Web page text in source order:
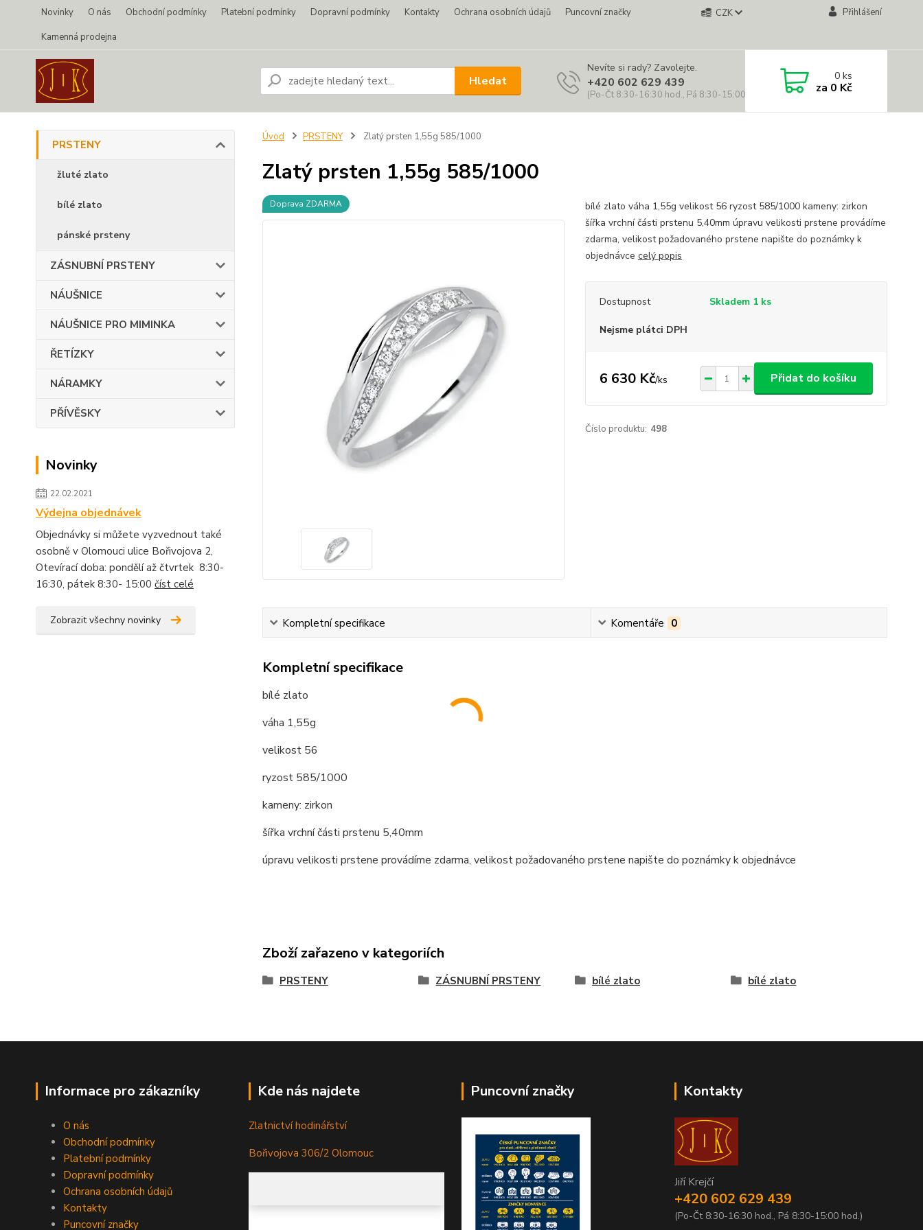
Novinky O nás Obchodní podmínky Platební podmínky Dopravní podmínky Kontakty Ochrana osobních údajů
Puncovní značky
Kamenná prodejna
CZK Přihlášení
Hledat
Nevíte si rady? Zavolejte.
+420 602 629 439
(Po-Čt 8:30-16:30 hod., Pá 8:30-15:00 hod.)
0ks
za 0 Kč
PRSTENY
žluté zlato
bílé zlato
pánské prsteny
ZÁSNUBNÍ PRSTENY
NÁUŠNICE
NÁUŠNICE PRO MIMINKA
ŘETÍZKY
NÁRAMKY
PŘÍVĚSKY
Novinky
22.02.2021
Výdejna objednávek
Objednávky si můžete vyzvednout také
osobně v Olomouci ulice Bořivojova 2,
Otevírací doba: pondělí až čtvrtek 8:30-
16:30, pátek 8:30- 15:00 číst celé
Zobrazit všechny novinky
Úvod PRSTENY Zlatý prsten 1,55g 585/1000
Zlatý prsten 1,55g 585/1000
Doprava ZDARMA
bílé zlato váha 1,55g velikost 56 ryzost 585/1000 kameny: zirkon
šířka vrchní části prstenu 5,40mm úpravu velikosti prstene provádíme
zdarma, velikost požadovaného prstene napište do poznámky k
objednávce celý popis
Dostupnost Skladem 1 ks
Nejsme plátci DPH
6 630 Kč/ks Přidat do košíku
Číslo produktu: 498
Kompletní specifikace Komentáře 0
Kompletní specifikace
bílé zlato
váha 1,55g
velikost 56
ryzost 585/1000
kameny: zirkon
šířka vrchní části prstenu 5,40mm
úpravu velikosti prstene provádíme zdarma, velikost požadovaného prstene napište do poznámky k objednávce
Zboží zařazeno v kategoriích
PRSTENY ZÁSNUBNÍ PRSTENY bílé zlato bílé zlato
Informace pro zákazníky
O nás
Obchodní podmínky
Platební podmínky
Dopravní podmínky
Ochrana osobních údajů
Kontakty
Puncovní značky
Kde nás najdete
Zlatnictví hodinářství
Bořivojova 306/2 Olomouc
Puncovní značky Kontakty
Jiří Krejčí
+420 602 629 439
(Po-Čt 8:30-16:30 hod., Pá 8:30-15:00 hod.)